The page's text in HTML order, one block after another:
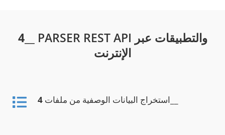
4__ PARSER REST API والتطبيقات عبر
الإنترنت
استخراج البيانات الوصفية من ملفات 4